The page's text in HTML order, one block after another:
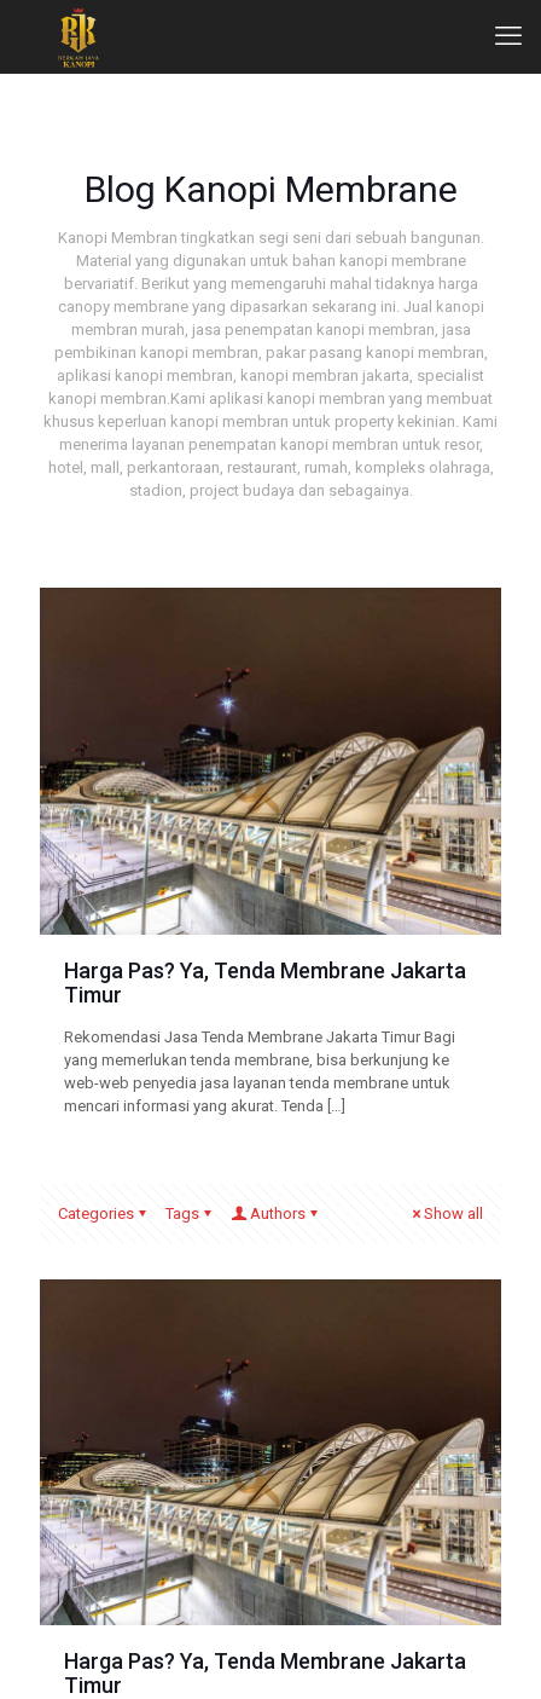
Blog Kanopi Membrane
Kanopi Membran tingkatkan segi seni dari sebuah bangunan.
Material yang digunakan untuk bahan kanopi membrane
bervariatif. Berikut yang memengaruhi mahal tidaknya harga
canopy membrane yang dipasarkan sekarang ini. Jual kanopi
membran murah, jasa penempatan kanopi membran, jasa
pembikinan kanopi membran, pakar pasang kanopi membran,
aplikasi kanopi membran, kanopi membran jakarta, specialist
kanopi membran.Kami aplikasi kanopi membran yang membuat
khusus keperluan kanopi membran untuk property kekinian. Kami
menerima layanan penempatan kanopi membran untuk resor,
hotel, mall, perkantoraan, restaurant, rumah, kompleks olahraga,
stadion, project budaya dan sebagainya.
Harga Pas? Ya, Tenda Membrane Jakarta
Timur
Rekomendasi Jasa Tenda Membrane Jakarta Timur Bagi
yang memerlukan tenda membrane, bisa berkunjung ke
web-web penyedia jasa layanan tenda membrane untuk
mencari informasi yang akurat. Tenda […]
Categories Tags Authors Show all
Harga Pas? Ya, Tenda Membrane Jakarta
Timur